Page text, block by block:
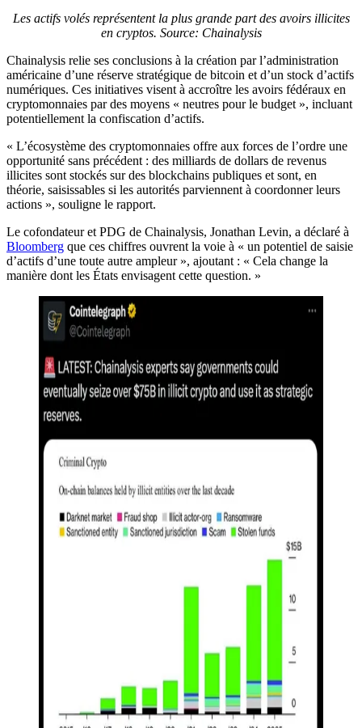
Les actifs volés représentent la plus grande part des avoirs illicites
en cryptos. Source: Chainalysis
Chainalysis relie ses conclusions à la création par l’administration
américaine d’une réserve stratégique de bitcoin et d’un stock d’actifs
numériques. Ces initiatives visent à accroître les avoirs fédéraux en
cryptomonnaies par des moyens « neutres pour le budget », incluant
potentiellement la confiscation d’actifs.
« L’écosystème des cryptomonnaies offre aux forces de l’ordre une
opportunité sans précédent : des milliards de dollars de revenus
illicites sont stockés sur des blockchains publiques et sont, en
théorie, saisissables si les autorités parviennent à coordonner leurs
actions », souligne le rapport.
Le cofondateur et PDG de Chainalysis, Jonathan Levin, a déclaré à
Bloomberg que ces chiffres ouvrent la voie à « un potentiel de saisie
d’actifs d’une toute autre ampleur », ajoutant : « Cela change la
manière dont les États envisagent cette question. »